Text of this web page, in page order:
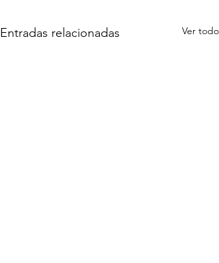
Entradas relacionadas Ver todo